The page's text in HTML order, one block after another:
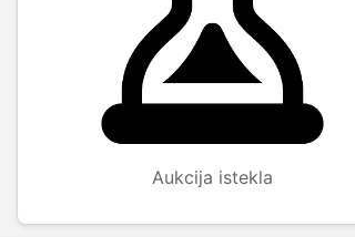
Aukcija istekla